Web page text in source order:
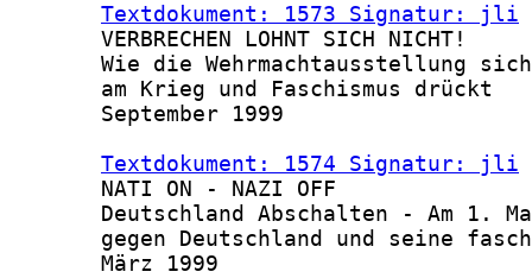
Textdokument: 1573 Signatur: jli
       VERBRECHEN LOHNT SICH NICHT!
Wie die Wehrmachtausstellung
       am Krieg und Faschismus drückt
       September 1999
Textdokument: 1574 Signatur: jli
       NATI ON - NAZI OFF
Deutschland Abschalten - Am 1.
gegen Deutschland und seine
       März 1999